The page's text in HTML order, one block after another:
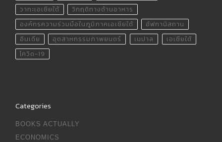
วาทะเอเชียใต้
วิกฤติทางด้านอาหาร
องค์กรความร่วมมือในภูมิภาคเอเชียใต้
อัฟกานิสถาน
อินเดีย
อุตสาหกรรมภาพยนตร์ เนปาล
เอเชียใต้
โควิด-19
Categories
BOOKS ACTUALLY
ECONOMICS